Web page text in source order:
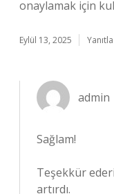
onaylamak için
Eylül 13, 2025 Yanıtla
admin
Sağlam!
Teşekkür
artırdı.